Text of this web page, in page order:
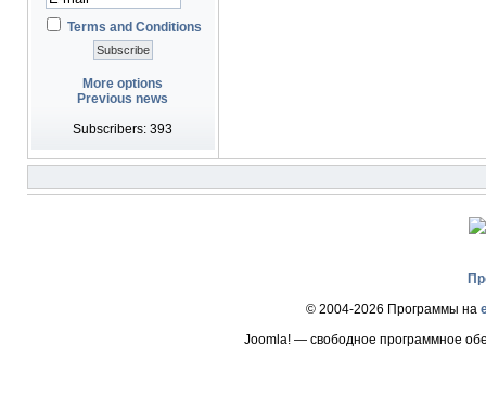
Terms and Conditions
More options
Previous news
Subscribers: 393
© 2004-2026 Программы на
Joomla! — свободное программное